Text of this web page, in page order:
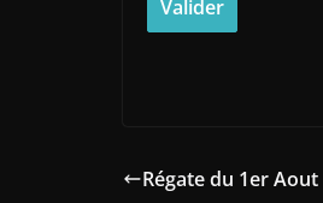
Régate du 1er Aout